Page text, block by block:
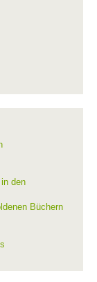
den
Büchern